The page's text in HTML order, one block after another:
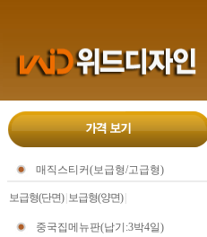
매직스티커(보급형/고급형)
보급형(단면)| 보급형(양면)|
중국집메뉴판(납기:3박4일)